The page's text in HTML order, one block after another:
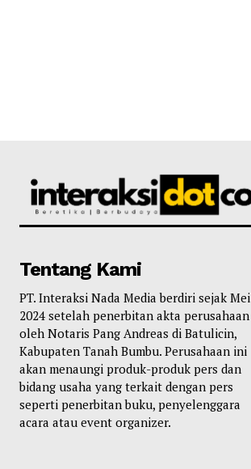
Tentang Kami
PT. Interaksi Nada Media berdiri sejak Mei
2024 setelah penerbitan akta perusahaan
oleh Notaris Pang Andreas di Batulicin,
Kabupaten Tanah Bumbu. Perusahaan ini
akan menaungi produk-produk pers dan
bidang usaha yang terkait dengan pers
seperti penerbitan buku, penyelenggara
acara atau event organizer.